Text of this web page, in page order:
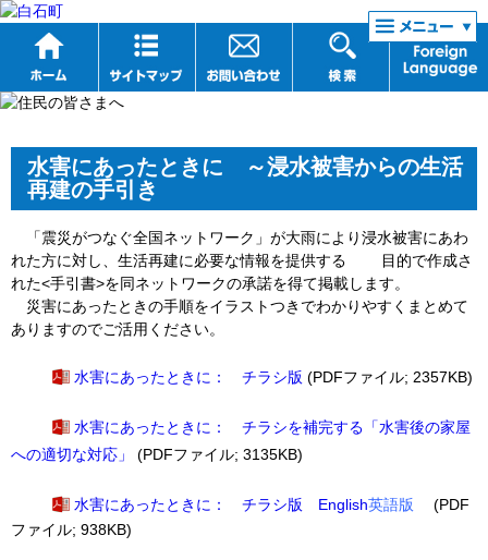
リンク集
水害にあったときに ～浸水被害からの生活
再建の手引き
「震災がつなぐ全国ネットワーク」が大雨により浸水被害にあわ
れた方に対し、生活再建に必要な情報を提供する 目的で作成さ
れた<手引書>を同ネットワークの承諾を得て掲載します。
災害にあったときの手順をイラストつきでわかりやすくまとめて
ありますのでご活用ください。
水害にあったときに： チラシ版 (PDFファイル; 2357KB)
水害にあったときに： チラシを補完する「水害後の家屋
への適切な対応」
(PDFファイル; 3135KB)
水害にあったときに： チラシ版 English英語版 (PDF
ファイル; 938KB)